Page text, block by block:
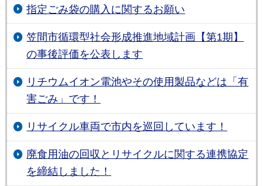
指定ごみ袋の購入に関するお願い
笠間市循環型社会形成推進地域計画【第1期】
の事後評価を公表します
リチウムイオン電池やその使用製品などは「有
害ごみ」です！
リサイクル車両で市内を巡回しています！
廃食用油の回収とリサイクルに関する連携協定
を締結しました！